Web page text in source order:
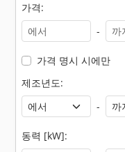
가격:
-
가격 명시 시에만
제조년도:
-
동력 [kW]: